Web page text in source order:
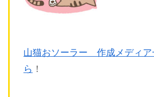
山猫おソーラー 作成メディア
ら ！